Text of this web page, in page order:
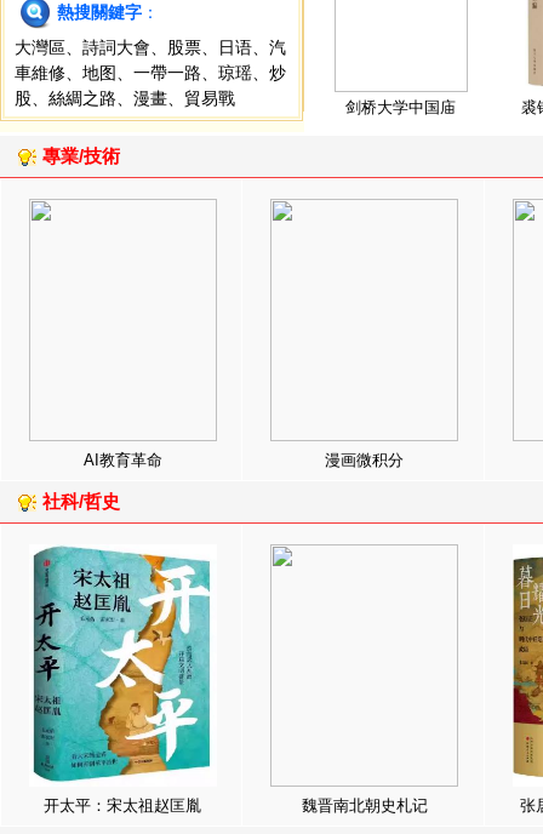
熱搜關鍵字 ：
大灣區
詩詞大會 股票 日语
汽
車維修
地图 一帶一路 琼瑶
炒
股
絲綢之路 漫畫 貿易戰 剑桥大学中国庙 裘
專業/技術
AI教育革命 漫画微积分
社科/哲史
开太平：宋太祖赵匡胤 魏晋南北朝史札记 张